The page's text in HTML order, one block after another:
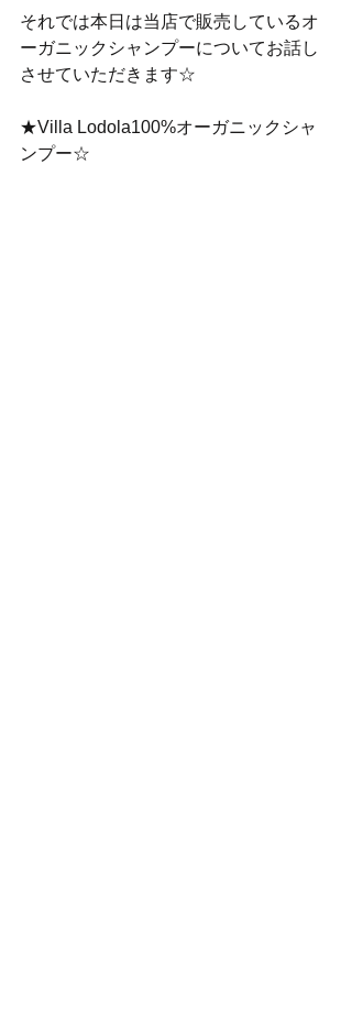
それでは本日は当店で販売しているオ
ーガニックシャンプーについてお話し
させていただきます☆
★Villa Lodola100%オーガニックシャ
ンプー☆